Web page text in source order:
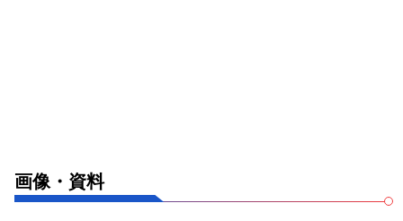
画像・資料